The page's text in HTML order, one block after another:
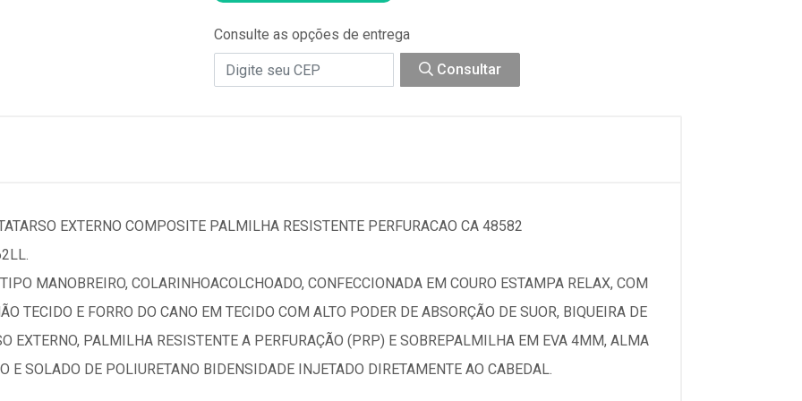
Consulte as opções de entrega
Consultar
EXTERNO COMPOSITE PALMILHA RESISTENTE PERFURACAO CA 48582
MANOBREIRO, COLARINHOACOLCHOADO, CONFECCIONADA EM COURO ESTAMPA RELAX, COM
TECIDO E FORRO DO CANO EM TECIDO COM ALTO PODER DE ABSORÇÃO DE SUOR, BIQUEIRA DE
EXTERNO, PALMILHA RESISTENTE A PERFURAÇÃO (PRP) E SOBREPALMILHA EM EVA 4MM, ALMA
E SOLADO DE POLIURETANO BIDENSIDADE INJETADO DIRETAMENTE AO CABEDAL.